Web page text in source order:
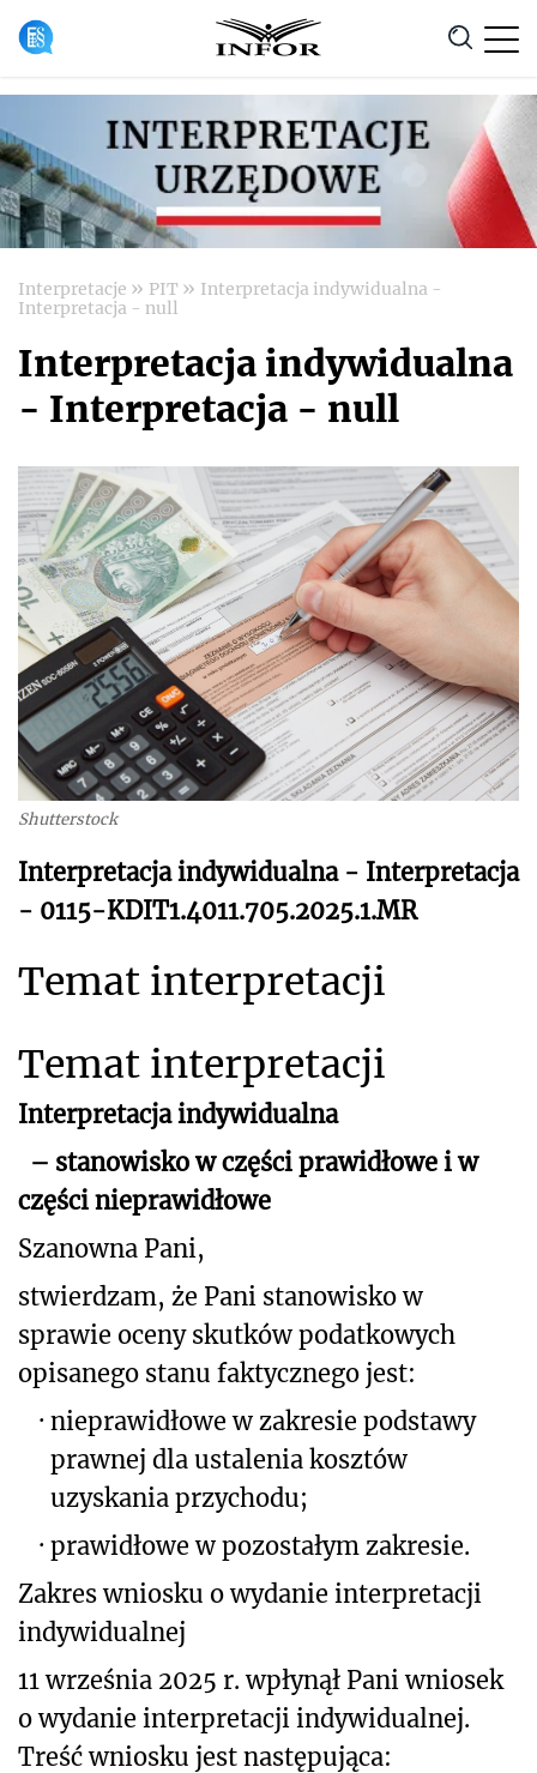
Anuluj
Interpretacje » PIT » Interpretacja indywidualna -
Interpretacja - null
Interpretacja indywidualna
- Interpretacja - null
Shutterstock
Interpretacja indywidualna - Interpretacja
- 0115-KDIT1.4011.705.2025.1.MR
Temat interpretacji
Temat interpretacji
Interpretacja indywidualna
– stanowisko w części prawidłowe i w
części nieprawidłowe
Szanowna Pani,
stwierdzam, że Pani stanowisko w
sprawie oceny skutków podatkowych
opisanego stanu faktycznego jest:
· nieprawidłowe w zakresie podstawy
prawnej dla ustalenia kosztów
uzyskania przychodu;
· prawidłowe w pozostałym zakresie.
Zakres wniosku o wydanie interpretacji
indywidualnej
11 września 2025 r. wpłynął Pani wniosek
o wydanie interpretacji indywidualnej.
Treść wniosku jest następująca: